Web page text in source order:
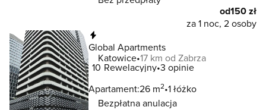
od150 zł
za 1 noc, 2 osoby
Global Apartments
Katowice 17 km od Zabrza
10 Rewelacyjny 3 opinie
Apartament:26 m2 1 łóżko
Bezpłatna anulacja